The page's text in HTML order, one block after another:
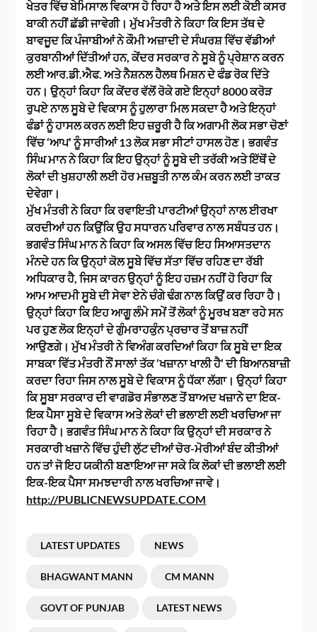
ਖੇਤਰ ਵਿੱਚ ਬੇਮਿਸਾਲ ਵਿਕਾਸ ਹੋ ਰਿਹਾ ਹੈ ਅਤੇ ਇਸ ਲਈ ਕੋਈ ਕਸਰ
ਬਾਕੀ ਨਹੀਂ ਛੱਡੀ ਜਾਵੇਗੀ। ਮੁੱਖ ਮੰਤਰੀ ਨੇ ਕਿਹਾ ਕਿ ਇਸ ਤੱਥ ਦੇ
ਬਾਵਜੂਦ ਕਿ ਪੰਜਾਬੀਆਂ ਨੇ ਕੌਮੀ ਅਜ਼ਾਦੀ ਦੇ ਸੰਘਰਸ਼ ਵਿੱਚ ਵੱਡੀਆਂ
ਕੁਰਬਾਨੀਆਂ ਦਿੱਤੀਆਂ ਹਨ, ਕੇਂਦਰ ਸਰਕਾਰ ਨੇ ਸੂਬੇ ਨੂੰ ਪ੍ਰੇਸ਼ਾਨ ਕਰਨ
ਲਈ ਆਰ.ਡੀ.ਐਫ. ਅਤੇ ਨੈਸ਼ਨਲ ਹੈਲਥ ਮਿਸ਼ਨ ਦੇ ਫੰਡ ਰੋਕ ਦਿੱਤੇ
ਹਨ। ਉਨ੍ਹਾਂ ਕਿਹਾ ਕਿ ਕੇਂਦਰ ਵੱਲੋਂ ਰੋਕੇ ਗਏ ਇਨ੍ਹਾਂ 8000 ਕਰੋੜ
ਰੁਪਏ ਨਾਲ ਸੂਬੇ ਦੇ ਵਿਕਾਸ ਨੂੰ ਹੁਲਾਰਾ ਮਿਲ ਸਕਦਾ ਹੈ ਅਤੇ ਇਨ੍ਹਾਂ
ਫੰਡਾਂ ਨੂੰ ਹਾਸਲ ਕਰਨ ਲਈ ਇਹ ਜ਼ਰੂਰੀ ਹੈ ਕਿ ਅਗਾਮੀ ਲੋਕ ਸਭਾ ਚੋਣਾਂ
ਵਿੱਚ ‘ਆਪ’ ਨੂੰ ਸਾਰੀਆਂ 13 ਲੋਕ ਸਭਾ ਸੀਟਾਂ ਹਾਸਲ ਹੋਣ। ਭਗਵੰਤ
ਸਿੰਘ ਮਾਨ ਨੇ ਕਿਹਾ ਕਿ ਇਹ ਉਨ੍ਹਾਂ ਨੂੰ ਸੂਬੇ ਦੀ ਤਰੱਕੀ ਅਤੇ ਇੱਥੋਂ ਦੇ
ਲੋਕਾਂ ਦੀ ਖੁਸ਼ਹਾਲੀ ਲਈ ਹੋਰ ਮਜ਼ਬੂਤੀ ਨਾਲ ਕੰਮ ਕਰਨ ਲਈ ਤਾਕਤ
ਦੇਵੇਗਾ।
ਮੁੱਖ ਮੰਤਰੀ ਨੇ ਕਿਹਾ ਕਿ ਰਵਾਇਤੀ ਪਾਰਟੀਆਂ ਉਨ੍ਹਾਂ ਨਾਲ ਈਰਖਾ
ਕਰਦੀਆਂ ਹਨ ਕਿਉਂਕਿ ਉਹ ਸਧਾਰਨ ਪਰਿਵਾਰ ਨਾਲ ਸਬੰਧਤ ਹਨ।
ਭਗਵੰਤ ਸਿੰਘ ਮਾਨ ਨੇ ਕਿਹਾ ਕਿ ਅਸਲ ਵਿੱਚ ਇਹ ਸਿਆਸਤਦਾਨ
ਮੰਨਦੇ ਹਨ ਕਿ ਉਨ੍ਹਾਂ ਕੋਲ ਸੂਬੇ ਵਿੱਚ ਸੱਤਾ ਵਿੱਚ ਰਹਿਣ ਦਾ ਰੱਬੀ
ਅਧਿਕਾਰ ਹੈ, ਜਿਸ ਕਾਰਨ ਉਨ੍ਹਾਂ ਨੂੰ ਇਹ ਹਜ਼ਮ ਨਹੀਂ ਹੋ ਰਿਹਾ ਕਿ
ਆਮ ਆਦਮੀ ਸੂਬੇ ਦੀ ਸੇਵਾ ਏਨੇ ਚੰਗੇ ਢੰਗ ਨਾਲ ਕਿਉਂ ਕਰ ਰਿਹਾ ਹੈ।
ਉਨ੍ਹਾਂ ਕਿਹਾ ਕਿ ਇਹ ਆਗੂ ਲੰਮੇ ਸਮੇਂ ਤੋਂ ਲੋਕਾਂ ਨੂੰ ਮੂਰਖ ਬਣਾ ਰਹੇ ਸਨ
ਪਰ ਹੁਣ ਲੋਕ ਇਨ੍ਹਾਂ ਦੇ ਗੁੰਮਰਾਹਕੁੰਨ ਪ੍ਰਚਾਰ ਤੋਂ ਬਾਜ਼ ਨਹੀਂ
ਆਉਣਗੇ। ਮੁੱਖ ਮੰਤਰੀ ਨੇ ਵਿਅੰਗ ਕਰਦਿਆਂ ਕਿਹਾ ਕਿ ਸੂਬੇ ਦਾ ਇਕ
ਸਾਬਕਾ ਵਿੱਤ ਮੰਤਰੀ ਨੌਂ ਸਾਲਾਂ ਤੱਕ ‘ਖਜ਼ਾਨਾ ਖਾਲੀ ਹੈ’ ਦੀ ਬਿਆਨਬਾਜ਼ੀ
ਕਰਦਾ ਰਿਹਾ ਜਿਸ ਨਾਲ ਸੂਬੇ ਦੇ ਵਿਕਾਸ ਨੂੰ ਧੱਕਾ ਲੱਗਾ। ਉਨ੍ਹਾਂ ਕਿਹਾ
ਕਿ ਸੂਬਾ ਸਰਕਾਰ ਦੀ ਵਾਗਡੋਰ ਸੰਭਾਲਣ ਤੋਂ ਬਾਅਦ ਖਜ਼ਾਨੇ ਦਾ ਇਕ-
ਇਕ ਪੈਸਾ ਸੂਬੇ ਦੇ ਵਿਕਾਸ ਅਤੇ ਲੋਕਾਂ ਦੀ ਭਲਾਈ ਲਈ ਖਰਚਿਆ ਜਾ
ਰਿਹਾ ਹੈ। ਭਗਵੰਤ ਸਿੰਘ ਮਾਨ ਨੇ ਕਿਹਾ ਕਿ ਉਨ੍ਹਾਂ ਦੀ ਸਰਕਾਰ ਨੇ
ਸਰਕਾਰੀ ਖਜ਼ਾਨੇ ਵਿੱਚ ਹੁੰਦੀ ਲੁੱਟ ਦੀਆਂ ਚੋਰ-ਮੋਰੀਆਂ ਬੰਦ ਕੀਤੀਆਂ
ਹਨ ਤਾਂ ਜੋ ਇਹ ਯਕੀਨੀ ਬਣਾਇਆ ਜਾ ਸਕੇ ਕਿ ਲੋਕਾਂ ਦੀ ਭਲਾਈ ਲਈ
ਇਕ-ਇਕ ਪੈਸਾ ਸਮਝਦਾਰੀ ਨਾਲ ਖਰਚਿਆ ਜਾਵੇ।
http://PUBLICNEWSUPDATE.COM
LATEST UPDATES NEWS
BHAGWANT MANN CM MANN
GOVT OF PUNJAB LATEST NEWS